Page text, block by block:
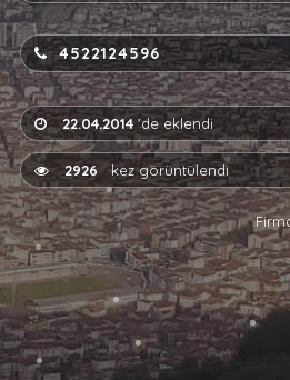
4522124596
22.04.2014'de eklendi
2926kez görüntülendi